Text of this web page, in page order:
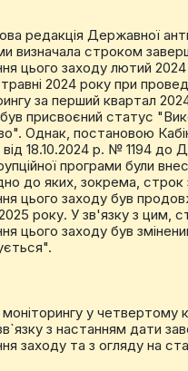
редакція Державної
визначала строком
цього заходу лютий
2024 року при
за перший квартал
присвоєний статус
Однак, постановою
від 18.10.2024 р. № 1194 до
програми були
до яких, зокрема,
цього заходу був
року. У зв'язку з цим,
цього заходу був
у четвертому
з настанням дати
заходу та з огляду на